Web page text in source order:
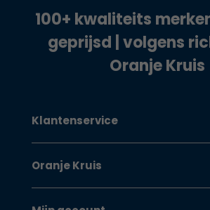
100+ kwaliteits
geprijsd | volgens
Oranje Kruis
Klantenservice
Oranje Kruis